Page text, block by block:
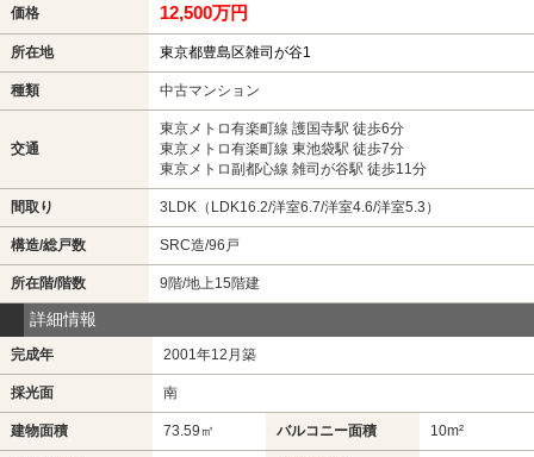
価格 12,500万円
所在地 東京都豊島区雑司が谷1
種類 中古マンション
交通
東京メトロ有楽町線 護国寺駅 徒歩6分
東京メトロ有楽町線 東池袋駅 徒歩7分
東京メトロ副都心線 雑司が谷駅 徒歩11分
間取り 3LDK（LDK16.2/洋室6.7/洋室4.6/洋室5.3）
構造/総戸数 SRC造/96戸
所在階/階数 9階/地上15階建
詳細情報
完成年 2001年12月築
採光面 南
建物面積 73.59㎡ バルコニー面積 10m²